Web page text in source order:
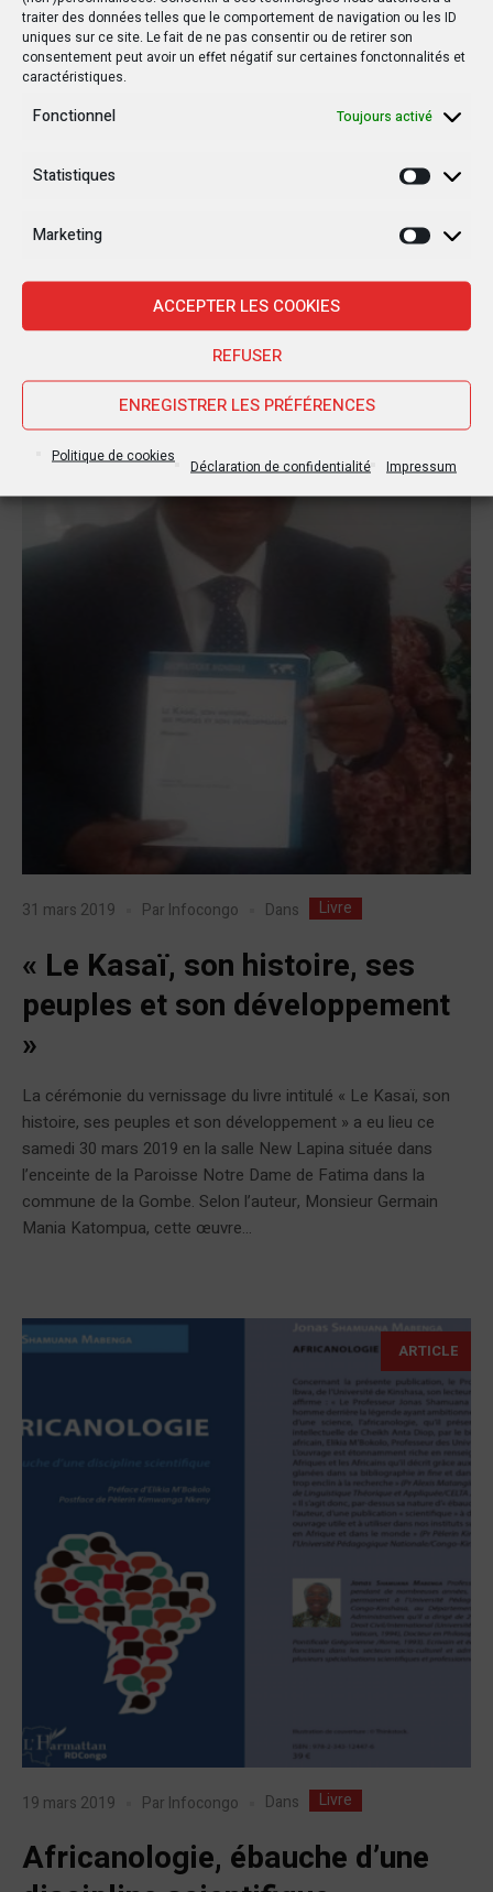
traiter des données telles que le comportement de navigation ou les ID
uniques sur ce site. Le fait de ne pas consentir ou de retirer son
consentement peut avoir un effet négatif sur certaines fonctonnalités et
caractéristiques.
Fonctionnel Toujours activé
Statistiques
Marketing
ACCEPTER LES COOKIES
REFUSER
ENREGISTRER LES PRÉFÉRENCES
Politique de cookies
Déclaration de confidentialité Impressum
22 mai 2019 ParInfocongo Dans Livre
Chantal Kanyimbo porte sur les
fonts baptismaux « Les
l’auteure de » Les femmes de Pakadjuma », l’ouvrage porté
Facultaire des sciences de l’information et de la
communication de Kinshasa (Ifasic). Le choix de ce site
universitaire pour abriter la cérémonie du bâptème de son...
31 mars 2019 Par Infocongo Dans Livre
« Le Kasaï, son histoire, ses
peuples et son développement
»
La cérémonie du vernissage du livre intitulé « Le Kasaï, son
histoire, ses peuples et son développement » a eu lieu ce
samedi 30 mars 2019 en la salle New Lapina située dans
l’enceinte de la Paroisse Notre Dame de Fatima dans la
commune de la Gombe. Selon l’auteur, Monsieur Germain
Mania Katompua, cette œuvre...
ARTICLE
19 mars 2019 Par Infocongo Dans Livre
Africanologie, ébauche d’une